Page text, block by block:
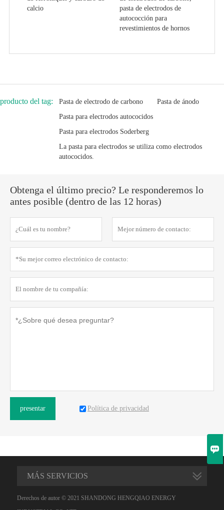
calcio
pasta de electrodos de
autococción para
revestimientos de hornos
producto del tag: Pasta de electrodo de carbono
Pasta de ánodo
Pasta para electrodos autococidos
Pasta para electrodos Soderberg
La pasta para electrodos se utiliza como electrodos
autococidos.
Obtenga el último precio? Le responderemos lo
antes posible (dentro de las 12 horas)
presentar Política de privacidad
MÁS SERVICIOS
Derechos de autor © 2021 SHANDONG HENGQIAO ENERGY
